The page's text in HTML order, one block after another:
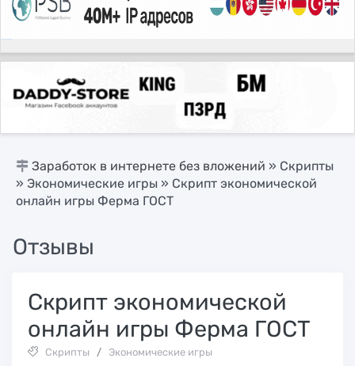
Заработок в интернете без вложений » Скрипты
» Экономические игры » Скрипт экономической
онлайн игры Ферма ГОСТ
Отзывы
Скрипт экономической
онлайн игры Ферма ГОСТ
Скрипты / Экономические игры